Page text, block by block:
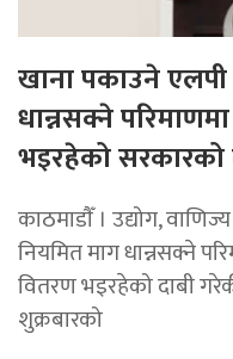
खाना पकाउने
धान्नसक्ने
भइरहेको सरकारको
काठमाडाैँ । उद्योग,
नियमित माग धान्नसक्ने
वितरण भइरहेको दाबी
शुक्रबारको